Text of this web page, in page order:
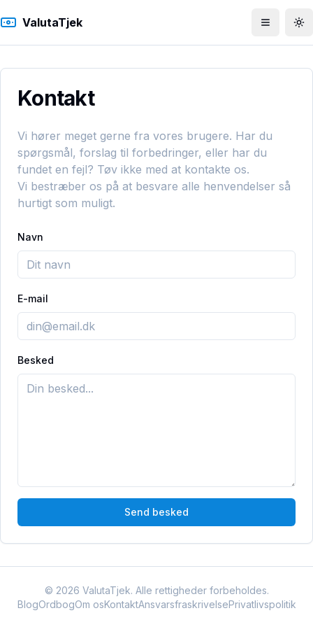
ValutaTjek Åbn menu
Kontakt
Vi hører meget gerne fra vores brugere. Har du
spørgsmål, forslag til forbedringer, eller har du
fundet en fejl? Tøv ikke med at kontakte os.
Vi bestræber os på at besvare alle henvendelser så
hurtigt som muligt.
Navn
E-mail
Besked
Send besked
© 2026 ValutaTjek. Alle rettigheder forbeholdes.
BlogOrdbogOm osKontaktAnsvarsfraskrivelsePrivatlivspolitik